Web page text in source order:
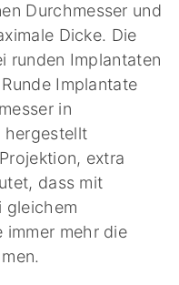
Durchmesser und
Dicke. Die
runden Implantaten
Implantate
in
hergestellt
extra
dass mit
gleichem
immer mehr die